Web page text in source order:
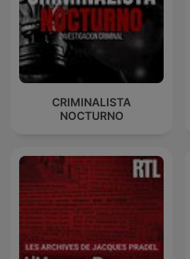
CRIMINALISTA
NOCTURNO